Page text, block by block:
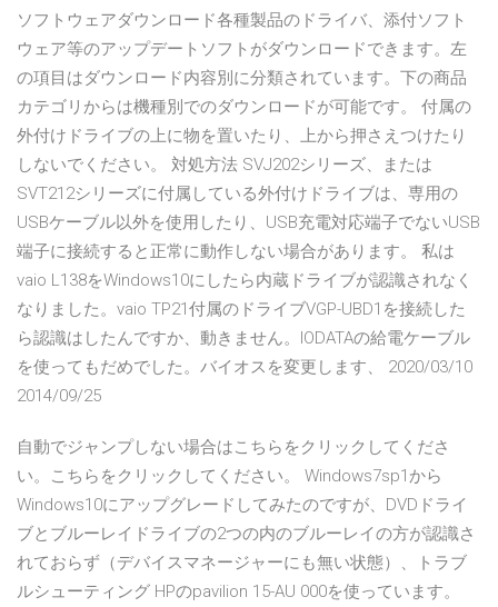
ソフトウェアダウンロード各種製品のドライバ、添付ソフト
ウェア等のアップデートソフトがダウンロードできます。左
の項目はダウンロード内容別に分類されています。下の商品
カテゴリからは機種別でのダウンロードが可能です。 付属の
外付けドライブの上に物を置いたり、上から押さえつけたり
しないでください。 対処方法 SVJ202シリーズ、または
SVT212シリーズに付属している外付けドライブは、専用の
USBケーブル以外を使用したり、USB充電対応端子でないUSB
端子に接続すると正常に動作しない場合があります。 私は
vaio L138をWindows10にしたら内蔵ドライブが認識されなく
なりました。vaio TP21付属のドライブVGP-UBD1を接続した
ら認識はしたんですか、動きません。IODATAの給電ケーブル
を使ってもだめでした。バイオスを変更します、 2020/03/10
2014/09/25
自動でジャンプしない場合はこちらをクリックしてくださ
い。こちらをクリックしてください。 Windows7sp1から
Windows10にアップグレードしてみたのですが、DVDドライ
ブとブルーレイドライブの2つの内のブルーレイの方が認識さ
れておらず（デバイスマネージャーにも無い状態）、トラブ
ルシューティング HPのpavilion 15-AU 000を使っています。